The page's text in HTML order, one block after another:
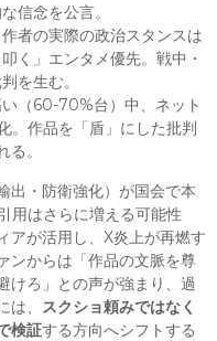
信念を公言。
者の実際の政治スタンスは
く」エンタメ優先。戦中・
を生む。
（60-70%台）中、ネット
。作品を「盾」にした批判
。
出・防衛強化）が国会で本
用はさらに増える可能性
アが活用し、X炎上が再燃す
ンからは「作品の文脈を尊
けろ」との声が強まり、過
、 スクショ頼みではなく
検証する方向へシフトする